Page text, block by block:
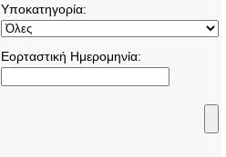
Υποκατηγορία:
Εορταστική Ημερομηνία: